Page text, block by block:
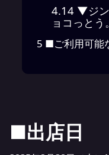
4.14 ▼ジン
ョコっとう。
5 ■ご利用可能
■出店日